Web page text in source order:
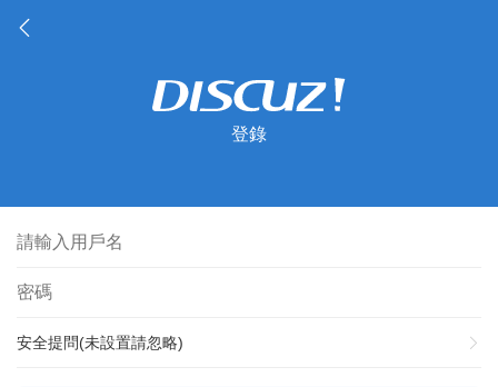
登錄
安全提問(未設置請忽略)